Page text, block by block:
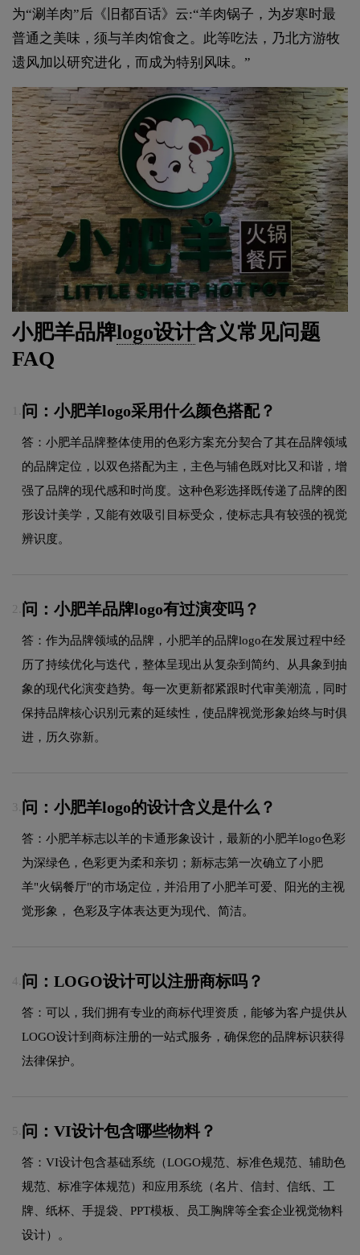
为“涮羊肉”后《旧都百话》云:“羊肉锅子，为岁寒时最
普通之美味，须与羊肉馆食之。此等吃法，乃北方游牧
遗风加以研究进化，而成为特别风味。”
小肥羊品牌logo设计含义常见问题
FAQ
问：小肥羊logo采用什么颜色搭配？
答：小肥羊品牌整体使用的色彩方案充分契合了其在品牌领域
的品牌定位，以双色搭配为主，主色与辅色既对比又和谐，增
强了品牌的现代感和时尚度。这种色彩选择既传递了品牌的图
形设计美学，又能有效吸引目标受众，使标志具有较强的视觉
辨识度。
2. 问：小肥羊品牌logo有过演变吗？
答：作为品牌领域的品牌，小肥羊的品牌logo在发展过程中经
历了持续优化与迭代，整体呈现出从复杂到简约、从具象到抽
象的现代化演变趋势。每一次更新都紧跟时代审美潮流，同时
保持品牌核心识别元素的延续性，使品牌视觉形象始终与时俱
进，历久弥新。
3. 问：小肥羊logo的设计含义是什么？
答：小肥羊标志以羊的卡通形象设计，最新的小肥羊logo色彩
为深绿色，色彩更为柔和亲切；新标志第一次确立了小肥
羊"火锅餐厅"的市场定位，并沿用了小肥羊可爱、阳光的主视
觉形象， 色彩及字体表达更为现代、简洁。
4. 问：LOGO设计可以注册商标吗？
答：可以，我们拥有专业的商标代理资质，能够为客户提供从
LOGO设计到商标注册的一站式服务，确保您的品牌标识获得
法律保护。
5. 问：VI设计包含哪些物料？
答：VI设计包含基础系统（LOGO规范、标准色规范、辅助色
规范、标准字体规范）和应用系统（名片、信封、信纸、工
牌、纸杯、手提袋、PPT模板、员工胸牌等全套企业视觉物料
设计）。